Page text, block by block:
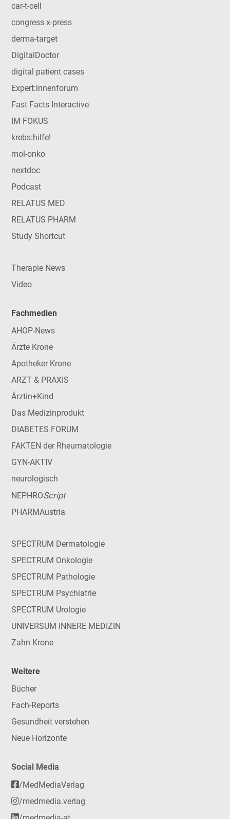
car-t-cell
congress x-press
derma-target
DigitalDoctor
digital patient cases
Expert:innenforum
Fast Facts Interactive
IM FOKUS
krebs:hilfe!
mol-onko
nextdoc
Podcast
RELATUS MED
RELATUS PHARM
Study Shortcut
Therapie News
Video
Fachmedien
AHOP-News
Ärzte Krone
Apotheker Krone
ARZT & PRAXIS
Ärztin+Kind
Das Medizinprodukt
DIABETES FORUM
FAKTEN der Rheumatologie
GYN-AKTIV
neurologisch
NEPHROScript
PHARMAustria
SPECTRUM Dermatologie
SPECTRUM Onkologie
SPECTRUM Pathologie
SPECTRUM Psychiatrie
SPECTRUM Urologie
UNIVERSUM INNERE MEDIZIN
Zahn Krone
Weitere
Bücher
Fach-Reports
Gesundheit verstehen
Neue Horizonte
Social Media
/MedMediaVerlag
/medmedia.verlag